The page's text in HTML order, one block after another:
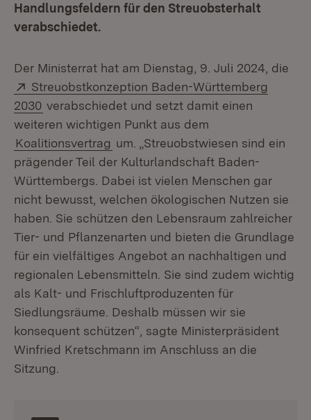
Handlungsfeldern für den Streuobsterhalt
verabschiedet.
Der Ministerrat hat am Dienstag, 9. Juli 2024, die
Extern:
Streuobstkonzeption Baden-Württemberg
2030 (Öffnet in neuem Fenster)
verabschiedet und setzt damit einen
weiteren wichtigen Punkt aus dem
Koalitionsvertrag um. „Streuobstwiesen sind ein
prägender Teil der Kulturlandschaft Baden-
Württembergs. Dabei ist vielen Menschen gar
nicht bewusst, welchen ökologischen Nutzen sie
haben. Sie schützen den Lebensraum zahlreicher
Tier- und Pflanzenarten und bieten die Grundlage
für ein vielfältiges Angebot an nachhaltigen und
regionalen Lebensmitteln. Sie sind zudem wichtig
als Kalt- und Frischluftproduzenten für
Siedlungsräume. Deshalb müssen wir sie
konsequent schützen“, sagte Ministerpräsident
Winfried Kretschmann im Anschluss an die
Sitzung.